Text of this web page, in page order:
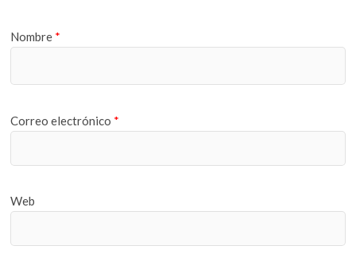
Nombre *
Correo electrónico *
Web